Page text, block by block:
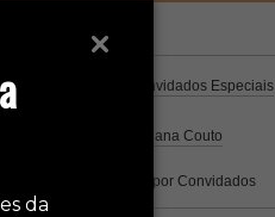
da
Espresso
Coluna Café por Convidados Especiais
por Cristiana Couto
por Convidados
Especiais